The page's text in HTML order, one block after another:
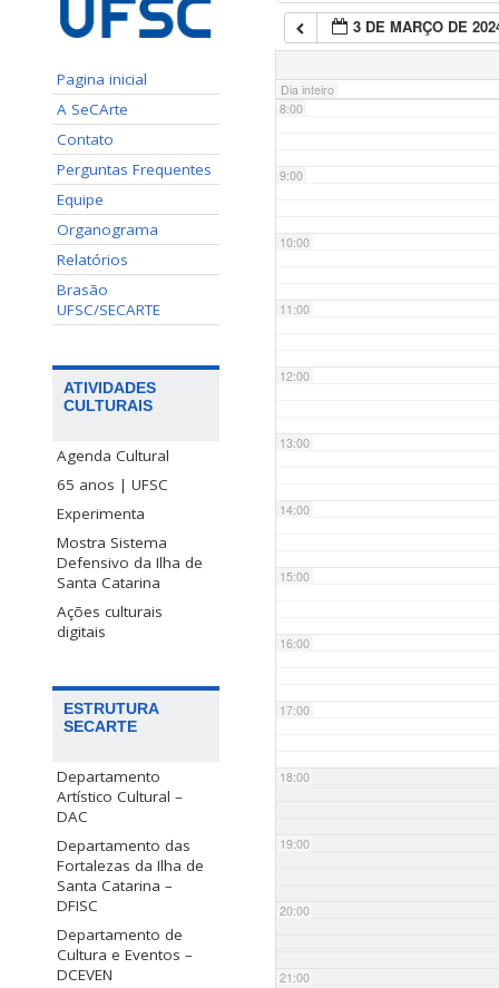
Pagina inicial
A SeCArte
Contato
Perguntas Frequentes
Equipe
Organograma
Relatórios
Brasão
UFSC/SECARTE
ATIVIDADES
CULTURAIS
Agenda Cultural
65 anos | UFSC
Experimenta
Mostra Sistema
Defensivo da Ilha de
Santa Catarina
Ações culturais
digitais
ESTRUTURA
SECARTE
Departamento
Artístico Cultural –
DAC
Departamento das
Fortalezas da Ilha de
Santa Catarina –
DFISC
Departamento de
Cultura e Eventos –
DCEVEN
3 DE MARÇO DE
Dia inteiro
7:00
8:00
9:00
10:00
11:00
12:00
13:00
14:00
15:00
16:00
17:00
18:00
19:00
20:00
21:00